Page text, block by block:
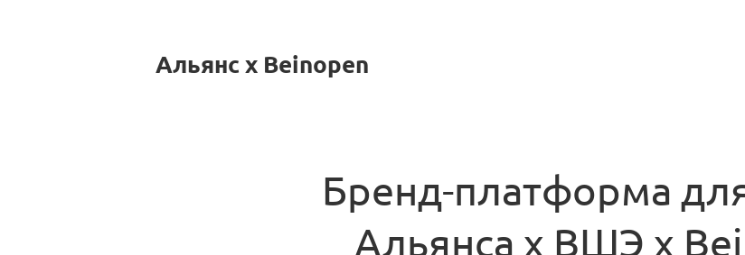
Альянс x Beinopen
Бренд-платформа
Альянса х ВШЭ х